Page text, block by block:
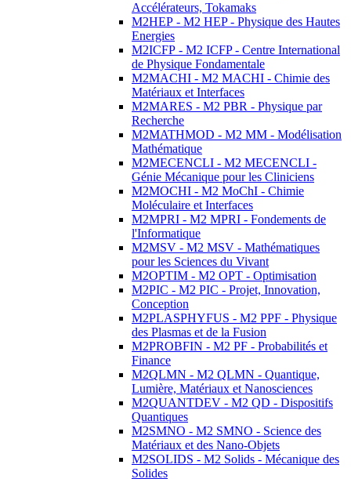
Accélérateurs, Tokamaks
M2HEP - M2 HEP - Physique des Hautes
Energies
M2ICFP - M2 ICFP - Centre International
de Physique Fondamentale
M2MACHI - M2 MACHI - Chimie des
Matériaux et Interfaces
M2MARES - M2 PBR - Physique par
Recherche
M2MATHMOD - M2 MM - Modélisation
Mathématique
M2MECENCLI - M2 MECENCLI -
Génie Mécanique pour les Cliniciens
M2MOCHI - M2 MoChI - Chimie
Moléculaire et Interfaces
M2MPRI - M2 MPRI - Fondements de
l'Informatique
M2MSV - M2 MSV - Mathématiques
pour les Sciences du Vivant
M2OPTIM - M2 OPT - Optimisation
M2PIC - M2 PIC - Projet, Innovation,
Conception
M2PLASPHYFUS - M2 PPF - Physique
des Plasmas et de la Fusion
M2PROBFIN - M2 PF - Probabilités et
Finance
M2QLMN - M2 QLMN - Quantique,
Lumière, Matériaux et Nanosciences
M2QUANTDEV - M2 QD - Dispositifs
Quantiques
M2SMNO - M2 SMNO - Science des
Matériaux et des Nano-Objets
M2SOLIDS - M2 Solids - Mécanique des
Solides